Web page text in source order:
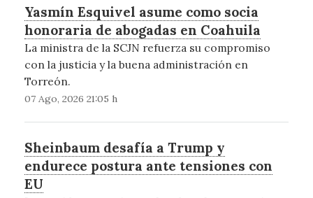
Yasmín Esquivel asume como socia
honoraria de abogadas en Coahuila
La ministra de la SCJN refuerza su compromiso
con la justicia y la buena administración en
Torreón.
07 Ago, 2026 21:05 h
Sheinbaum desafía a Trump y
endurece postura ante tensiones con
EU